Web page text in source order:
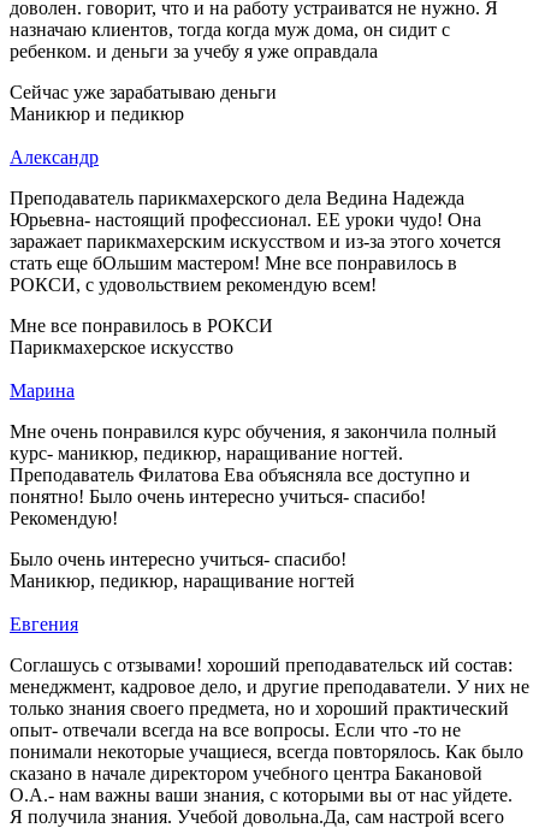
доволен. говорит, что и на работу устраиватся не нужно. Я
назначаю клиентов, тогда когда муж дома, он сидит с
ребенком. и деньги за учебу я уже оправдала
Сейчас уже зарабатываю деньги
Маникюр и педикюр
Александр
Преподаватель парикмахерского дела Ведина Надежда
Юрьевна- настоящий профессионал. ЕЕ уроки чудо! Она
заражает парикмахерским искусством и из-за этого хочется
стать еще бОльшим мастером! Мне все понравилось в
РОКСИ, с удовольствием рекомендую всем!
Мне все понравилось в РОКСИ
Парикмахерское искусство
Марина
Мне очень понравился курс обучения, я закончила полный
курс- маникюр, педикюр, наращивание ногтей.
Преподаватель Филатова Ева объясняла все доступно и
понятно! Было очень интересно учиться- спасибо!
Рекомендую!
Было очень интересно учиться- спасибо!
Маникюр, педикюр, наращивание ногтей
Евгения
Соглашусь с отзывами! хороший преподавательск ий состав:
менеджмент, кадровое дело, и другие преподаватели. У них не
только знания своего предмета, но и хороший практический
опыт- отвечали всегда на все вопросы. Если что -то не
понимали некоторые учащиеся, всегда повторялось. Как было
сказано в начале директором учебного центра Бакановой
О.А.- нам важны ваши знания, с которыми вы от нас уйдете.
Я получила знания. Учебой довольна.Да, сам настрой всего